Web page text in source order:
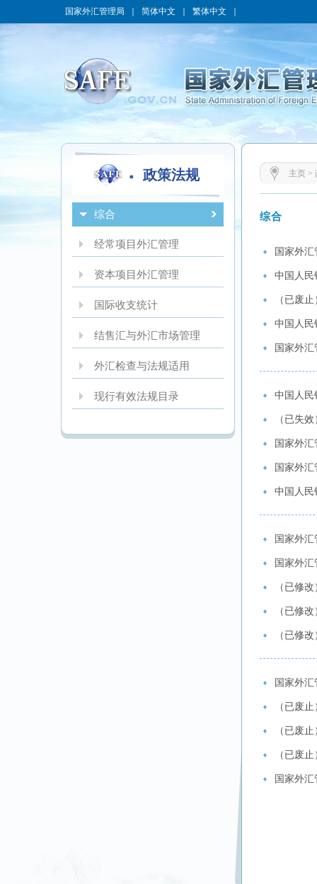
国家外汇管理局 简体中文 繁体中文
政策法规
综合
经常项目外汇管理
资本项目外汇管理
国际收支统计
结售汇与外汇市场管理
外汇检查与法规适用
现行有效法规目录
主页 >
综合
国家外
中国人民
（已废
中国人民
国家外
中国人民
（已失
国家外
国家外
中国人民
国家外
国家外
（已修
（已修
（已修
国家外
（已废
（已废
（已废
国家外